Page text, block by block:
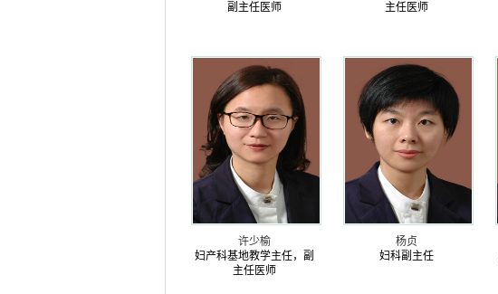
副主任医师
主任医师
许少榆
妇产科基地教学主任，副
主任医师
杨贞
妇科副主任